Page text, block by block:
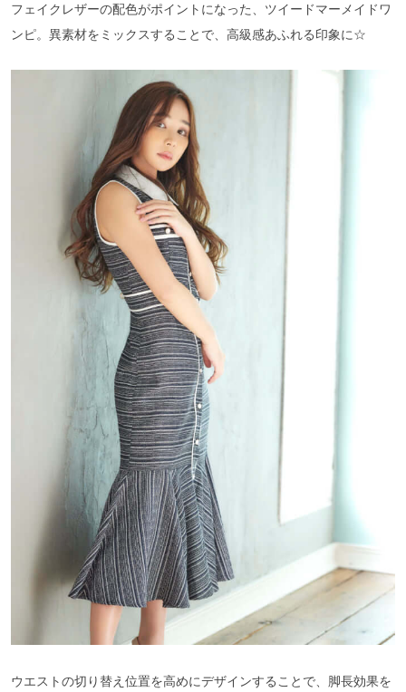
フェイクレザーの配色がポイントになった、ツイードマーメイドワ
ンピ。異素材をミックスすることで、高級感あふれる印象に☆
ウエストの切り替え位置を高めにデザインすることで、脚長効果を